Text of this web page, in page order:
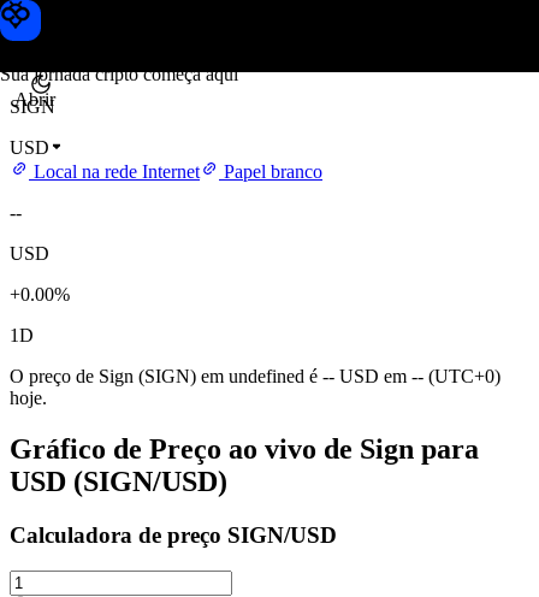
Sua jornada cripto começa aqui
Abrir
Preço de Sign
SIGN
USD
Local na rede Internet
Papel branco
--
USD
+0.00%
1D
O preço de Sign (SIGN) em undefined é -- USD em -- (UTC+0)
hoje.
Gráfico de Preço ao vivo de Sign para
USD (SIGN/USD)
Calculadora de preço SIGN/USD